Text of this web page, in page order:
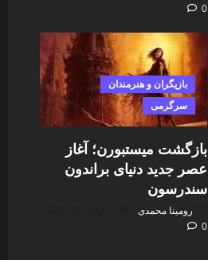
0
بازیگران و هنرمندان
سرگرمی
بازگشت میستبورن؛ آغاز
عصر جدید دنیای براندون
سندرسون
رومینا محمدی
0